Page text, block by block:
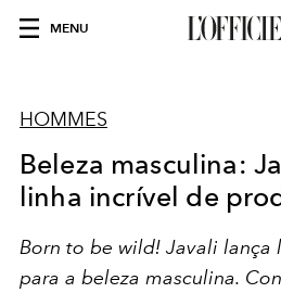
MENU
HOMMES
Beleza masculina:
linha incrível de
Born to be wild! Javali lança
para a beleza masculina.